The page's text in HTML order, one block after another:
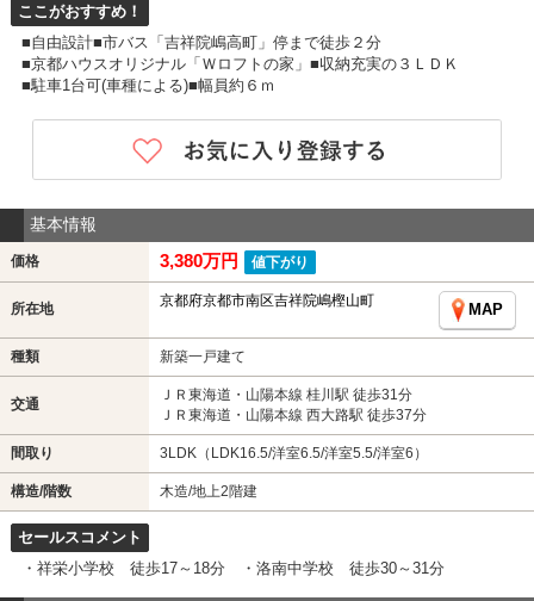
ここがおすすめ！
■自由設計■市バス「吉祥院嶋高町」停まで徒歩２分
■京都ハウスオリジナル「Ｗロフトの家」■収納充実の３ＬＤＫ
■駐車1台可(車種による)■幅員約６ｍ
基本情報
価格 3,380万円 値下がり
所在地 京都府京都市南区吉祥院嶋樫山町
MAP
種類 新築一戸建て
交通
ＪＲ東海道・山陽本線 桂川駅 徒歩31分
ＪＲ東海道・山陽本線 西大路駅 徒歩37分
間取り 3LDK（LDK16.5/洋室6.5/洋室5.5/洋室6）
構造/階数 木造/地上2階建
セールスコメント
・祥栄小学校 徒歩17～18分 ・洛南中学校 徒歩30～31分